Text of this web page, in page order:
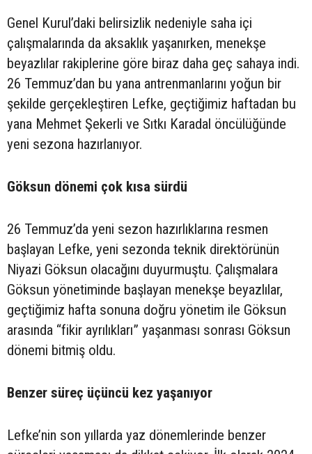
Genel Kurul’daki belirsizlik nedeniyle saha içi
çalışmalarında da aksaklık yaşanırken, menekşe
beyazlılar rakiplerine göre biraz daha geç sahaya indi.
26 Temmuz’dan bu yana antrenmanlarını yoğun bir
şekilde gerçekleştiren Lefke, geçtiğimiz haftadan bu
yana Mehmet Şekerli ve Sıtkı Karadal öncülüğünde
yeni sezona hazırlanıyor.
Göksun dönemi çok kısa sürdü
26 Temmuz’da yeni sezon hazırlıklarına resmen
başlayan Lefke, yeni sezonda teknik direktörünün
Niyazi Göksun olacağını duyurmuştu. Çalışmalara
Göksun yönetiminde başlayan menekşe beyazlılar,
geçtiğimiz hafta sonuna doğru yönetim ile Göksun
arasında “fikir ayrılıkları” yaşanması sonrası Göksun
dönemi bitmiş oldu.
Benzer süreç üçüncü kez yaşanıyor
Lefke’nin son yıllarda yaz dönemlerinde benzer